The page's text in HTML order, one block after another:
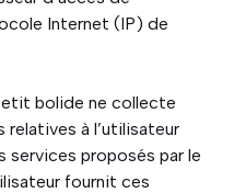
Internet (IP) de
bolide ne collecte
à l’utilisateur
services proposés par le
fournit ces